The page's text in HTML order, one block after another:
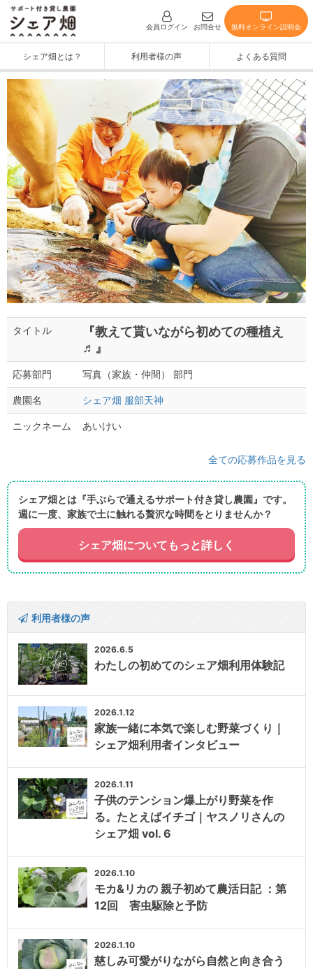
会員ログイン お問合せ 無料オンライン説明会
シェア畑とは？ 利用者様の声 よくある質問
タイトル 『教えて貰いながら初めての種植え
♬』
応募部門 写真（家族・仲間） 部門
農園名 シェア畑 服部天神
ニックネーム あいけい
全ての応募作品を見る
シェア畑とは『手ぶらで通えるサポート付き貸し農園』です。
週に一度、家族で土に触れる贅沢な時間をとりませんか？
シェア畑についてもっと詳しく
利用者様の声
2026.6.5
わたしの初めてのシェア畑利用体験記
2026.1.12
家族一緒に本気で楽しむ野菜づくり｜
シェア畑利用者インタビュー
2026.1.11
子供のテンション爆上がり野菜を作
る。たとえばイチゴ｜ヤスノリさんの
シェア畑 vol. 6
2026.1.10
モカ&リカの 親子初めて農活日記 ：第
12回 害虫駆除と予防
2026.1.10
慈しみ可愛がりながら自然と向き合う